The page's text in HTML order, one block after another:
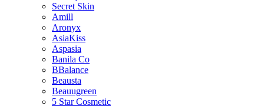
Secret Skin
Amill
Aronyx
AsiaKiss
Aspasia
Banila Co
BBalance
Beausta
Beauugreen
5 Star Cosmetic